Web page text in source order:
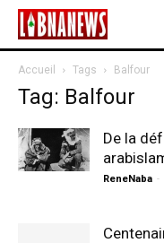
Accueil Tags Balfour
Tag: Balfour
De la
ReneNaba -